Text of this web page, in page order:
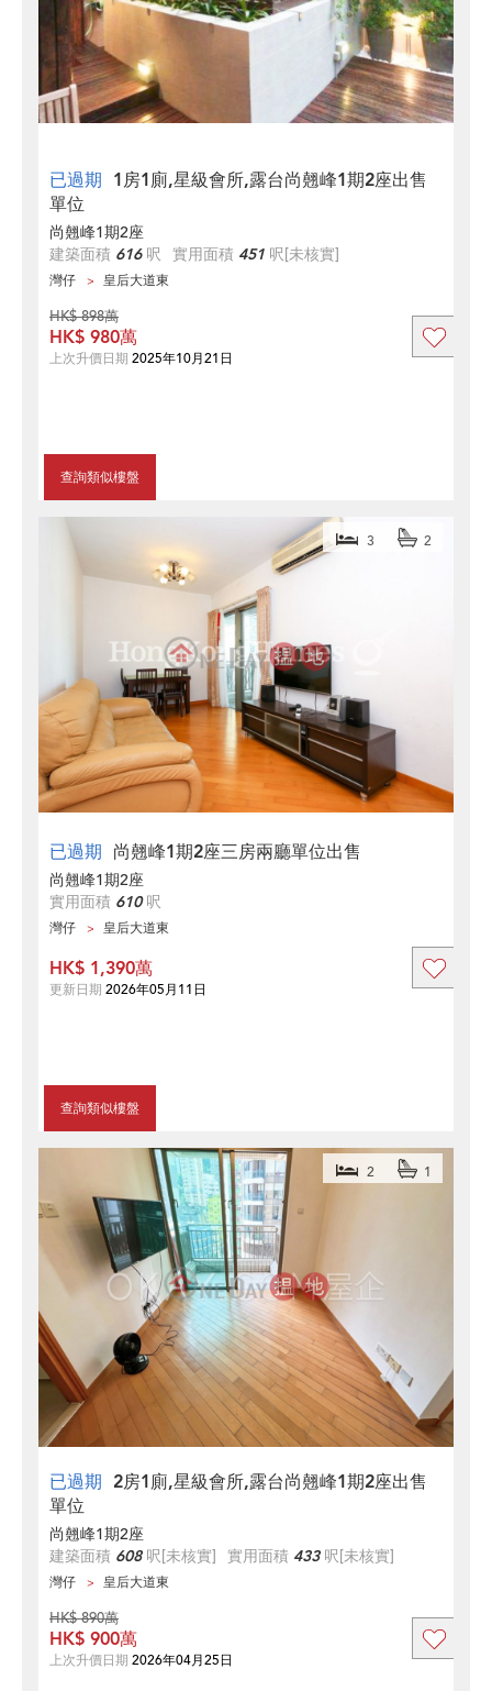
已過期 1房1廁,星級會所,露台尚翹峰1期2座出售
單位
尚翹峰1期2座
建築面積 616呎 實用面積 451 呎[未核實]
灣仔 皇后大道東
查詢類似樓盤
HK$ 898萬
HK$ 980萬
上次升價日期 2025年10月21日
已過期 尚翹峰1期2座三房兩廳單位出售
3 2
尚翹峰1期2座
實用面積 610呎
灣仔 皇后大道東
查詢類似樓盤
HK$ 1,390萬
更新日期 2026年05月11日
已過期 2房1廁,星級會所,露台尚翹峰1期2座出售
單位
2 1
尚翹峰1期2座
建築面積 608呎[未核實] 實用面積 433呎[未核實]
灣仔 皇后大道東
HK$ 890萬
HK$ 900萬
上次升價日期 2026年04月25日